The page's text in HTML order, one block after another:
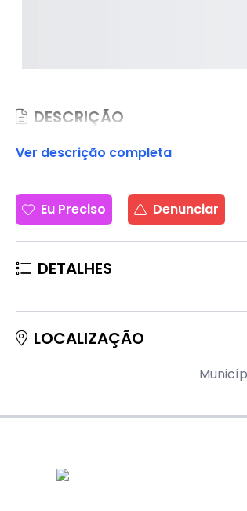
DESCRIÇÃO
Ver descrição completa
Eu Preciso Denunciar
DETALHES
LOCALIZAÇÃO